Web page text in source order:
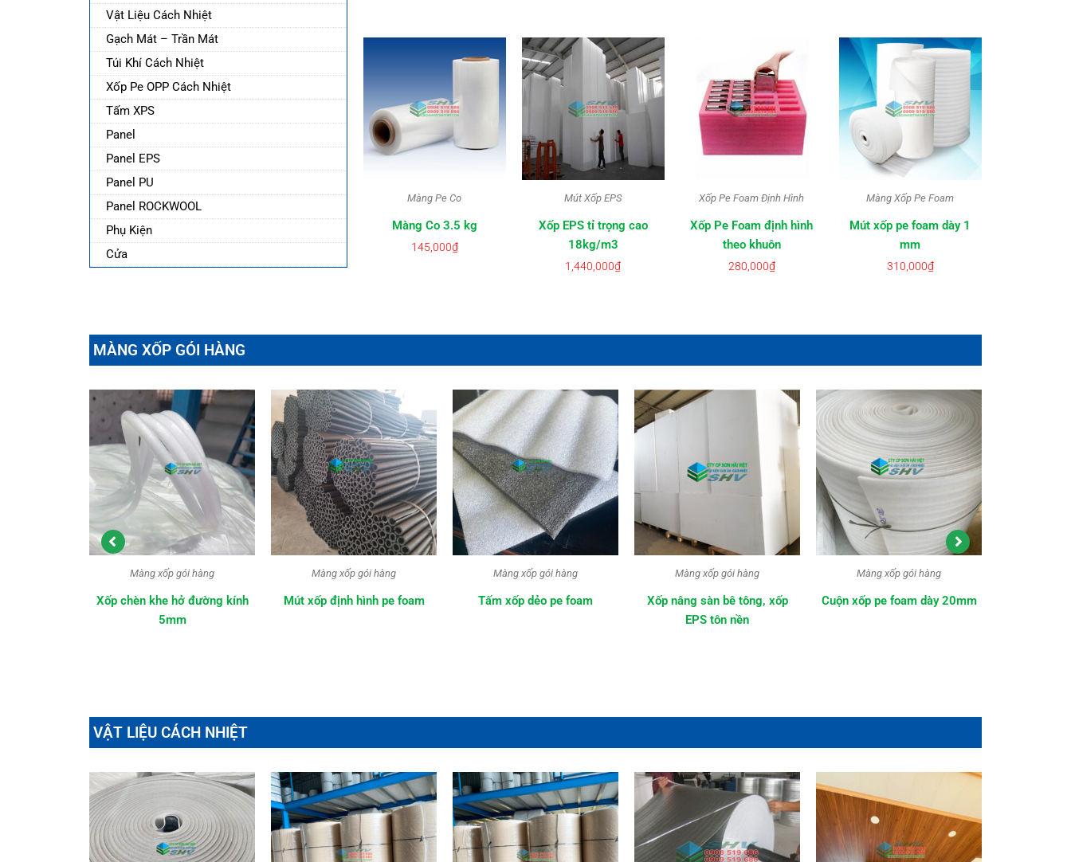
Vật Liệu Cách Nhiệt
Gạch Mát – Trần Mát
Túi Khí Cách Nhiệt
Xốp Pe OPP Cách Nhiệt
Tấm XPS
Panel
Panel EPS
Panel PU
Panel ROCKWOOL
Phụ Kiện
Cửa
Màng Pe Co
Màng Co 3.5 kg
145,000₫
Mút Xốp EPS
Xốp EPS tỉ trọng cao
18kg/m3
1,440,000₫
Xốp Pe Foam Định Hình
Xốp Pe Foam định hình
theo khuôn
280,000₫
Màng Xốp Pe Foam
Mút xốp pe foam dày 1
mm
310,000₫
MÀNG XỐP GÓI HÀNG
Màng xốp gói hàng
Mút xốp định hình pe foam
Màng xốp gói hàng
Tấm xốp dẻo pe foam
Màng xốp gói hàng
Xốp nâng sàn bê tông, xốp
Màng xốp gói hàng
Cuộn xốp pe foam dày 20mm
Mút Xốp EPS
Xốp EPS cách nhiệt
VẬT LIỆU CÁCH NHIỆT